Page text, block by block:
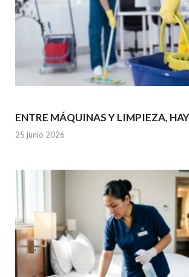
ENTRE MÁQUINAS Y LIMPIEZA,
25 junio 2026